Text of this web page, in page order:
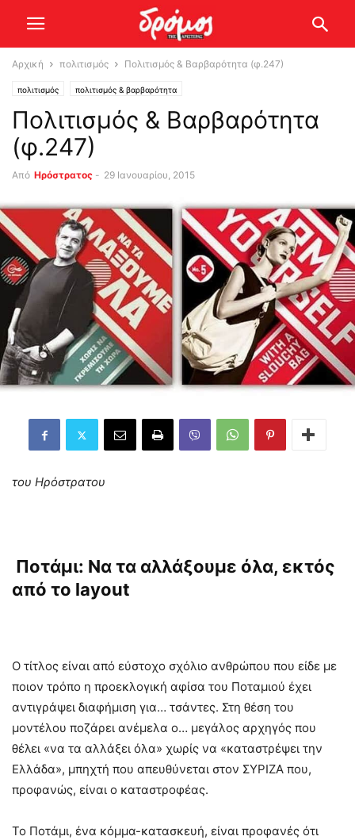
Αρχική πολιτισμός Πολιτισμός & Βαρβαρότητα (φ.247)
πολιτισμός πολιτισμός & βαρβαρότητα
Πολιτισμός & Βαρβαρότητα
(φ.247)
Από Ηρόστρατος - 29 Ιανουαρίου, 2015
του Ηρόστρατου
Ποτάμι: Να τα αλλάξουμε όλα, εκτός
από το layout
Ο τίτλος είναι από εύστοχο σχόλιο ανθρώπου που είδε με
ποιον τρόπο η προεκλογική αφίσα του Ποταμιού έχει
αντιγράψει διαφήμιση για… τσάντες. Στη θέση του
μοντέλου ποζάρει ανέμελα ο… μεγάλος αρχηγός που
θέλει «να τα αλλάξει όλα» χωρίς να «καταστρέψει την
Ελλάδα», μπηχτή που απευθύνεται στον ΣΥΡΙΖΑ που,
προφανώς, είναι ο καταστροφέας.
Το Ποτάμι, ένα κόμμα-κατασκευή, είναι προφανές ότι